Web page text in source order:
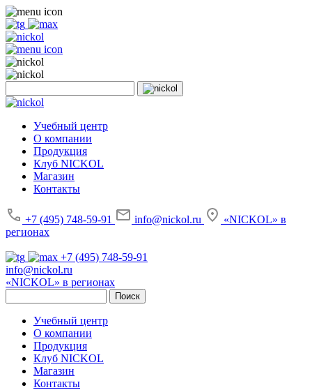
Учебный центр
О компании
Продукция
Клуб NICKOL
Магазин
Контакты
+7 (495) 748-59-91 info@nickol.ru
«NICKOL» в
регионах
+7 (495) 748-59-91
info@nickol.ru
«NICKOL» в регионах
Учебный центр
О компании
Продукция
Клуб NICKOL
Магазин
Контакты